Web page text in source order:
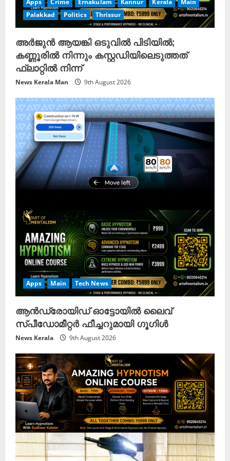
Apps Crime Ernakulam Kannur Kerala
Main
Palakkad
Politics Thrissur
അർജുൻ ആയങ്കി ഒടുവിൽ പിടിയിൽ;
കണ്ണൂരിൽ നിന്നും കസ്റ്റഡിയിലെടുത്തത്
ഫ്ലാറ്റിൽ നിന്ന്
News Kerala Man 9th August 2026
Apps Main Tech News
ആൻഡ്രോയിഡ് ഓട്ടോയിൽ ലൈവ്
സ്പീഡോമീറ്റർ ഫീച്ചറുമായി ഗൂഗിൾ
News Kerala 9th August 2026